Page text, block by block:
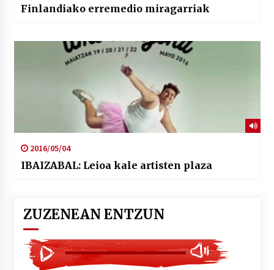
Finlandiako erremedio miragarriak
2016/05/04
IBAIZABAL: Leioa kale artisten plaza
ZUZENEAN ENTZUN